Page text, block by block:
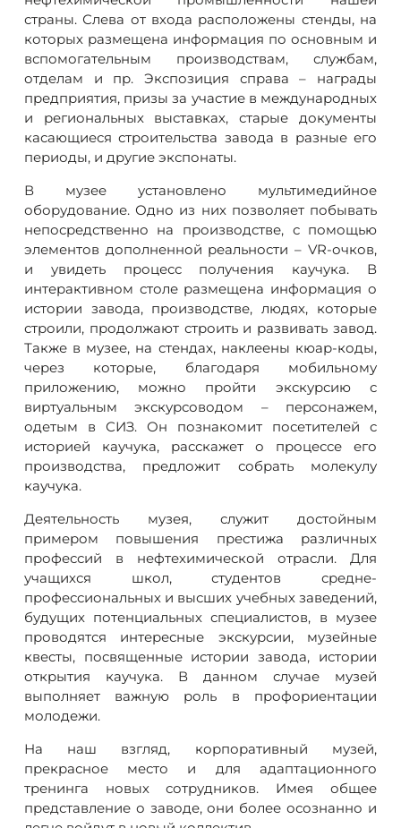
страны. Слева от входа расположены стенды, на
которых размещена информация по основным и
вспомогательным производствам, службам,
отделам и пр. Экспозиция справа – награды
предприятия, призы за участие в международных
и региональных выставках, старые документы
касающиеся строительства завода в разные его
периоды, и другие экспонаты.
В музее установлено мультимедийное
оборудование. Одно из них позволяет побывать
непосредственно на производстве, с помощью
элементов дополненной реальности – VR-очков,
и увидеть процесс получения каучука. В
интерактивном столе размещена информация о
истории завода, производстве, людях, которые
строили, продолжают строить и развивать завод.
Также в музее, на стендах, наклеены кюар-коды,
через которые, благодаря мобильному
приложению, можно пройти экскурсию с
виртуальным экскурсоводом – персонажем,
одетым в СИЗ. Он познакомит посетителей с
историей каучука, расскажет о процессе его
производства, предложит собрать молекулу
каучука.
Деятельность музея, служит достойным
примером повышения престижа различных
профессий в нефтехимической отрасли. Для
учащихся школ, студентов средне-
профессиональных и высших учебных заведений,
будущих потенциальных специалистов, в музее
проводятся интересные экскурсии, музейные
квесты, посвященные истории завода, истории
открытия каучука. В данном случае музей
выполняет важную роль в профориентации
молодежи.
На наш взгляд, корпоративный музей,
прекрасное место и для адаптационного
тренинга новых сотрудников. Имея общее
представление о заводе, они более осознанно и